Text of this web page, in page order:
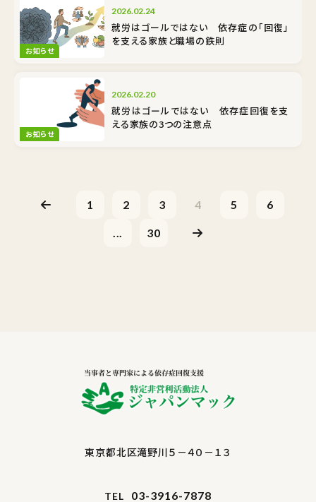
お知らせ
2026.02.24
就労はゴールではない 依存症の「回復」
を支える家族と職場の鉄則
お知らせ
2026.02.20
就労はゴールではない 依存症回復を支
える家族の3つの注意点
1 2 3 4 5 6
... 30
東京都北区滝野川５－４０－１３
TEL 03-3916-7878